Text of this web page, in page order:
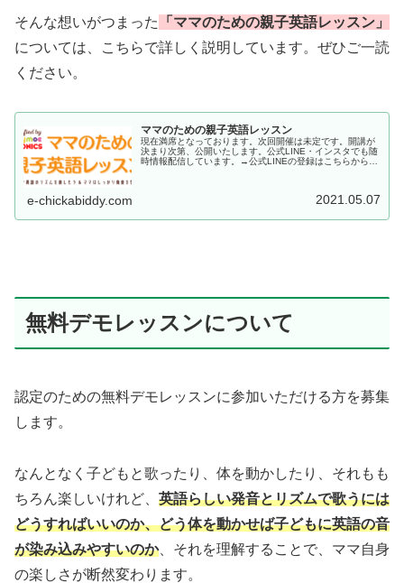
そんな想いがつまった
「ママのための親子英語レッスン」
については、こちらで詳しく説明しています。ぜひご一読
ください。
ママのための親子英語レッスン
現在満席となっております。次回開催は未定です。開講が
決まり次第、公開いたします。公式LINE・インスタでも随
時情報配信しています。→公式LINEの登録はこちらから。
e-chickabiddy.com 2021.05.07
無料デモレッスンについて
認定のための無料デモレッスンに参加いただける方を募集
します。
なんとなく子どもと歌ったり、体を動かしたり、それもも
ちろん楽しいけれど、 英語らしい発音とリズムで歌うには
どうすればいいのか、どう体を動かせば子どもに英語の音
が染み込みやすいのか、それを理解することで、ママ自身
の楽しさが断然変わります。